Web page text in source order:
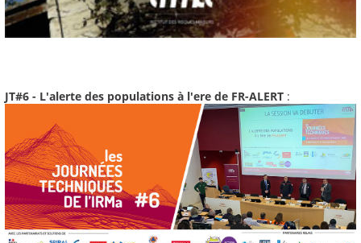
JT#6 - L'alerte des populations à l'ere de FR-ALERT :